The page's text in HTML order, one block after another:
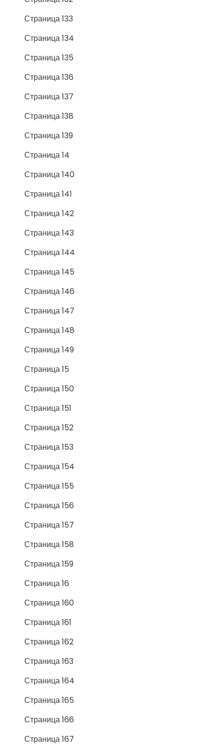
Страница 133
Страница 134
Страница 135
Страница 136
Страница 137
Страница 138
Страница 139
Страница 14
Страница 140
Страница 141
Страница 142
Страница 143
Страница 144
Страница 145
Страница 146
Страница 147
Страница 148
Страница 149
Страница 15
Страница 150
Страница 151
Страница 152
Страница 153
Страница 154
Страница 155
Страница 156
Страница 157
Страница 158
Страница 159
Страница 16
Страница 160
Страница 161
Страница 162
Страница 163
Страница 164
Страница 165
Страница 166
Страница 167